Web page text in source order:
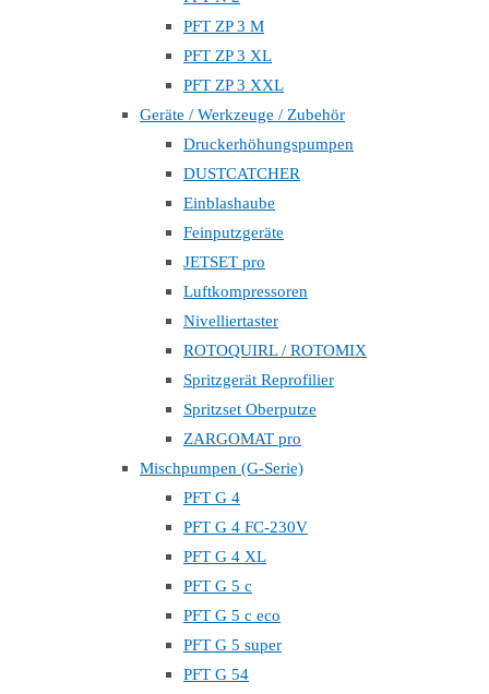
PFT ZP 3 M
PFT ZP 3 XL
PFT ZP 3 XXL
Geräte / Werkzeuge / Zubehör
Druckerhöhungspumpen
DUSTCATCHER
Einblashaube
Feinputzgeräte
JETSET pro
Luftkompressoren
Nivelliertaster
ROTOQUIRL / ROTOMIX
Spritzgerät Reprofilier
Spritzset Oberputze
ZARGOMAT pro
Mischpumpen (G-Serie)
PFT G 4
PFT G 4 FC-230V
PFT G 4 XL
PFT G 5 c
PFT G 5 c eco
PFT G 5 super
PFT G 54